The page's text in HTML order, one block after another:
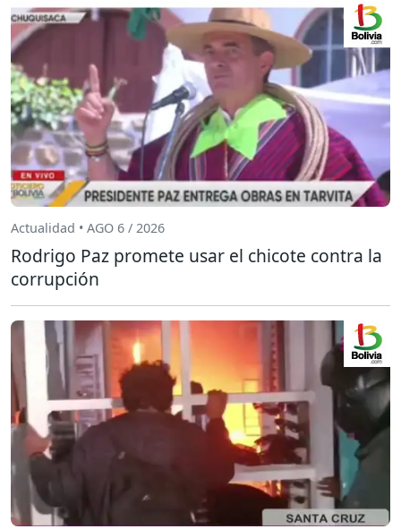
Actualidad • AGO 6 / 2026
Rodrigo Paz promete usar el chicote contra la
corrupción